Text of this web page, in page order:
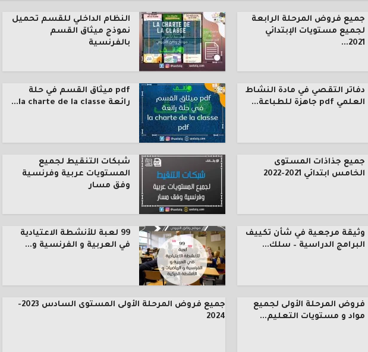
جميع فروض المرحلة الرابعة
لجميع مستويات الإبتدائي
2021...
النظام الداخلي للقسم تحميل
نموذج ميثاق القسم
بالفرنسية
دفاتر التقصي في مادة النشاط
العلمي pdf جاهزة للطباعة...
pdf ميثاق القسم في حلة
رائعة la charte de la classe...
جميع جذاذات المستوى
الخامس ابتدائي 2021-2022
شبكات التنقيط لجميع
المستويات عربية وفرنسية
وفق مسار
وثيقة مرجعية في شأن تكييف
البرامج الدراسية – سلك...
99 لعبة للأنشطة الاعتيادية
في العربية و الفرنسية و...
فروض المرحلة الأولى لجميع
مواد و مستويات التعليم...
جميع فروض المرحلة الأولى المستوى السادس 2023-
2024